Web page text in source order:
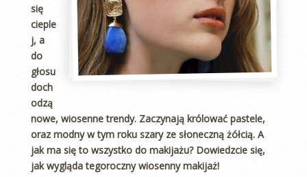
się
cieple
j, a
do
głosu
doch
odzą
nowe, wiosenne trendy. Zaczynają królować pastele,
oraz modny w tym roku szary ze słoneczną żółcią. A
jak ma się to wszystko do makijażu? Dowiedzcie się,
jak wygląda tegoroczny wiosenny makijaż!